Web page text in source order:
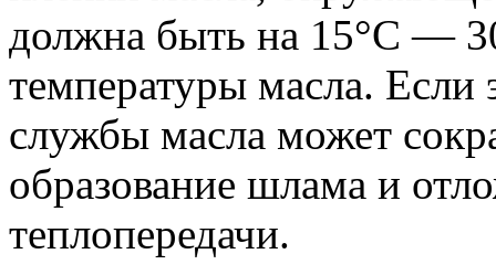
должна быть на 15°C —
температуры масла.
службы масла может
образование шлама и
теплопередачи.